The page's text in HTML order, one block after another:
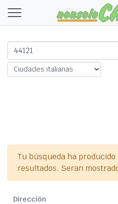
Tu búsqueda ha
resultados. Seran
Dirección